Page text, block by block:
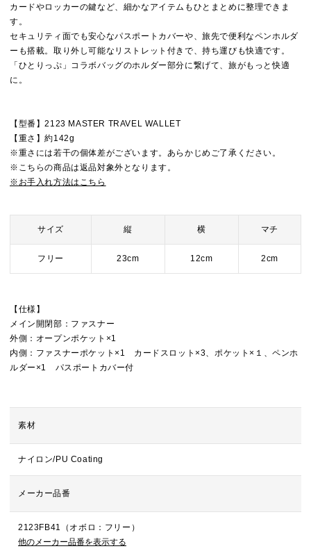
カードやロッカーの鍵など、細かなアイテムもひとまとめに整理できま
す。
セキュリティ面でも安心なパスポートカバーや、旅先で便利なペンホルダ
ーも搭載。取り外し可能なリストレット付きで、持ち運びも快適です。
「ひとりっぷ」コラボバッグのホルダー部分に繋げて、旅がもっと快適
に。
【型番】2123 MASTER TRAVEL WALLET
【重さ】約142g
※重さには若干の個体差がございます。あらかじめご了承ください。
※こちらの商品は返品対象外となります。
※お手入れ方法はこちら
サイズ 縦 横 マチ
フリー 23cm 12cm 2cm
【仕様】
メイン開閉部：ファスナー
外側：オープンポケット×1
内側：ファスナーポケット×1 カードスロット×3、ポケット×１、ペンホ
ルダー×1 パスポートカバー付
素材
ナイロン/PU Coating
メーカー品番
2123FB41（オボロ：フリー）
他のメーカー品番を表示する